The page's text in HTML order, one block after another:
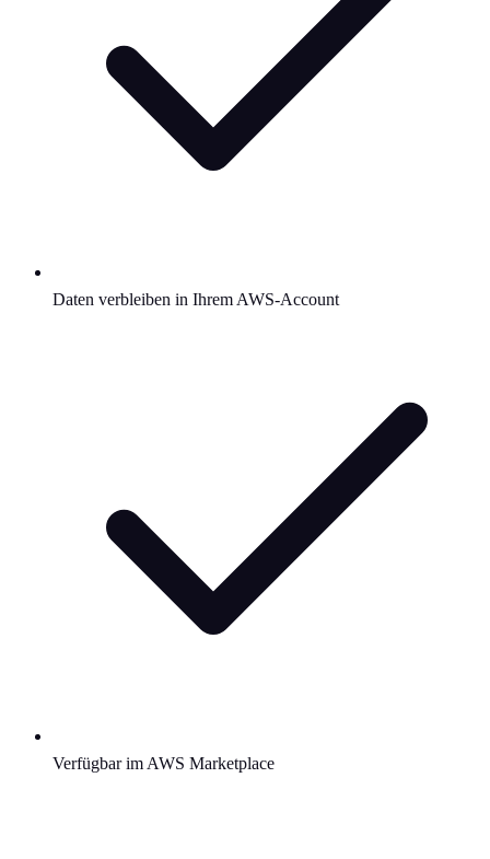
Daten verbleiben in Ihrem AWS-Account
Verfügbar im AWS Marketplace